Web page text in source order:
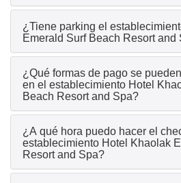
¿Tiene parking el
Emerald Surf Beach Resort and
¿Qué formas de pago se
en el establecimiento Hotel
Beach Resort and Spa?
¿A qué hora puedo hacer el
establecimiento Hotel Khaolak
Resort and Spa?